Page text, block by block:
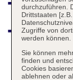
The
durchzuführen.
Drittstaaten
Zugriffe von
werden können.
Sie können
finden und
Cookies
ablehnen oder